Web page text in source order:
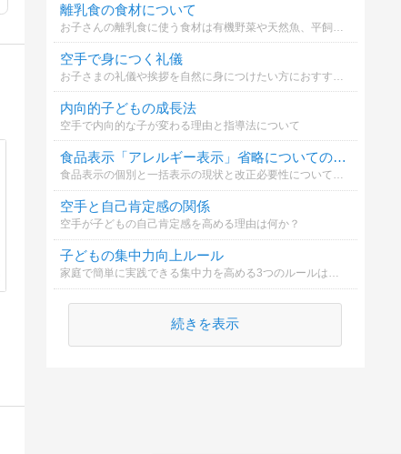
離乳食の食材について
空手で身につく礼儀
内向的子どもの成長法
空手で内向的な子が変わる理由と指導法について
食品表示「アレルギー表示」省略についての意見
食品表示の個別と一括表示の現状と改正必要性についてどう思いますか
空手と自己肯定感の関係
空手が子どもの自己肯定感を高める理由は何か？
子どもの集中力向上ルール
家庭で簡単に実践できる集中力を高める3つのルールは何？
続きを表示